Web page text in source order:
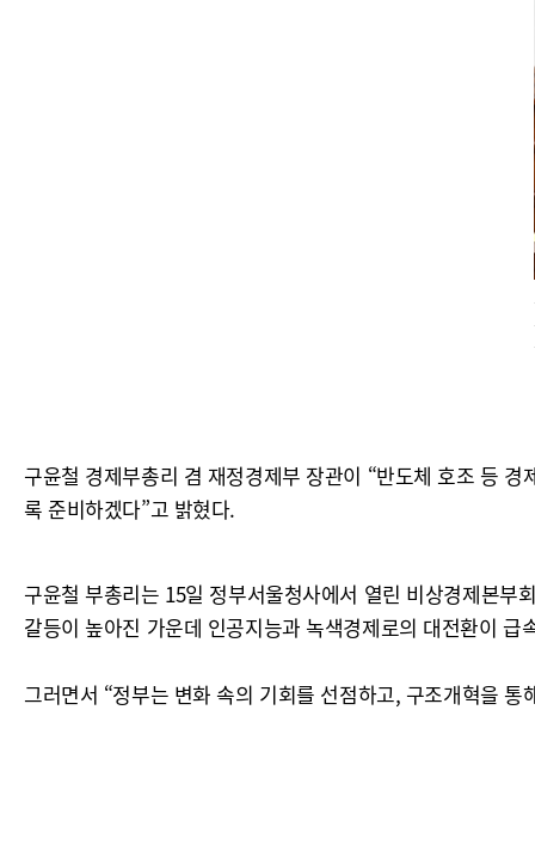
구윤철 경제부총리 겸 재정경제부 장관이 “반도체 호조 등
록 준비하겠다”고 밝혔다.
구윤철 부총리는 15일 정부서울청사에서 열린 비상경제본부
갈등이 높아진 가운데 인공지능과 녹색경제로의 대전환이 급
그러면서 “정부는 변화 속의 기회를 선점하고, 구조개혁을